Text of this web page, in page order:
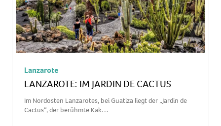
Lanzarote
LANZAROTE: IM JARDIN DE CACTUS
Im Nordosten Lanzarotes, bei Guatiza liegt der „Jardin de
Cactus“, der berühmte Kak…